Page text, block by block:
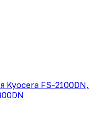
Kyocera FS-2100DN,